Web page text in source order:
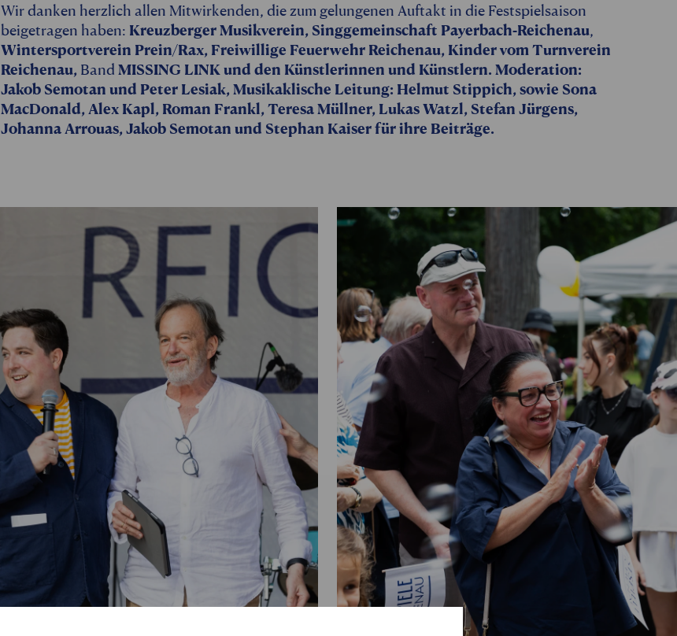
Wir danken herzlich allen Mitwirkenden, die zum gelungenen Auftakt in die Festspielsaison
beigetragen haben: Kreuzberger Musikverein, Singgemeinschaft Payerbach-Reichenau,
Wintersportverein Prein/Rax, Freiwillige Feuerwehr Reichenau, Kinder vom Turnverein
Reichenau, BandMISSING LINK und den Künstlerinnen und Künstlern. Moderation:
Jakob Semotan und Peter Lesiak, Musikaklische Leitung: Helmut Stippich, sowie Sona
MacDonald, Alex Kapl, Roman Frankl, Teresa Müllner, Lukas Watzl, Stefan Jürgens,
Johanna Arrouas, Jakob Semotan und Stephan Kaiser für ihre Beiträge.